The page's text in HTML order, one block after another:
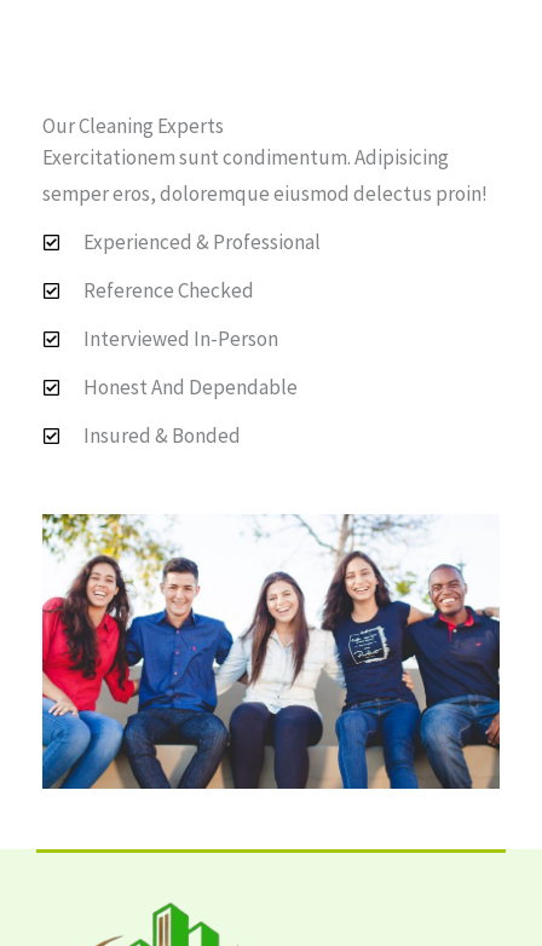
Our Cleaning Experts
Exercitationem sunt condimentum. Adipisicing
semper eros, doloremque eiusmod delectus proin!
Experienced & Professional
Reference Checked
Interviewed In-Person
Honest And Dependable
Insured & Bonded